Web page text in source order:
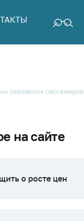
перевозок пассажиров
на сайте
о росте цен